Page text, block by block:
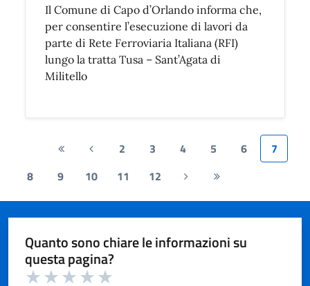
Il Comune di Capo d’Orlando informa che,
per consentire l’esecuzione di lavori da
parte di Rete Ferroviaria Italiana (RFI)
lungo la tratta Tusa – Sant’Agata di
Militello
Prima
pagina
Pagina
precedente
2 3 4 5 6
7
8
9 10 11 12
Pagina
successiva
Ultima
pagina
Quanto sono chiare le informazioni su
questa pagina?